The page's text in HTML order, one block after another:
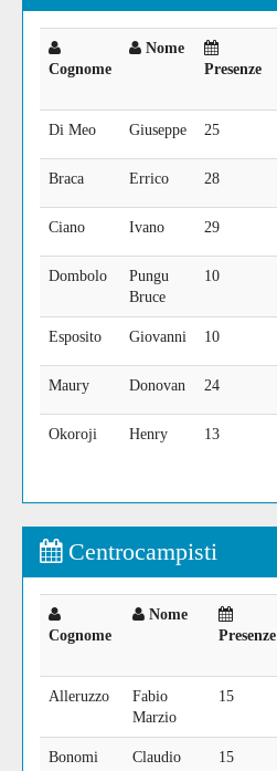
Cognome
Nome
Presenze
Di Meo Giuseppe 25
Braca Errico 28
Ciano Ivano 29
Dombolo
Pungu
Bruce
10
Esposito Giovanni 10
Maury Donovan 24
Okoroji Henry 13
Centrocampisti
Cognome
Nome
Presenze
Alleruzzo
Fabio
Marzio
15
Bonomi Claudio 15